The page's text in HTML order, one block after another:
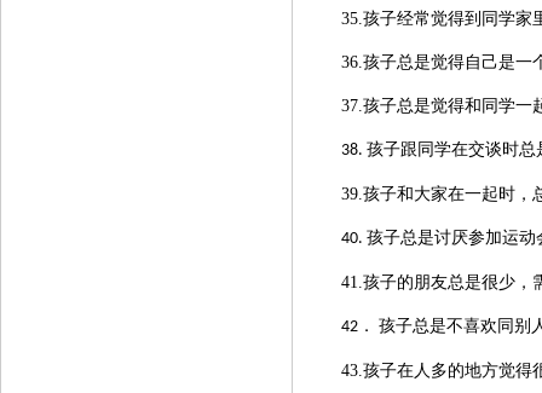
35.孩子经常觉得到同学家
36.孩子总是觉得自己是一
37.孩子总是觉得和同学一
38. 孩子跟同学在交谈时总
39.孩子和大家在一起时，
40. 孩子总是讨厌参加运动
41.孩子的朋友总是很少，
42． 孩子总是不喜欢同别
43.孩子在人多的地方觉得